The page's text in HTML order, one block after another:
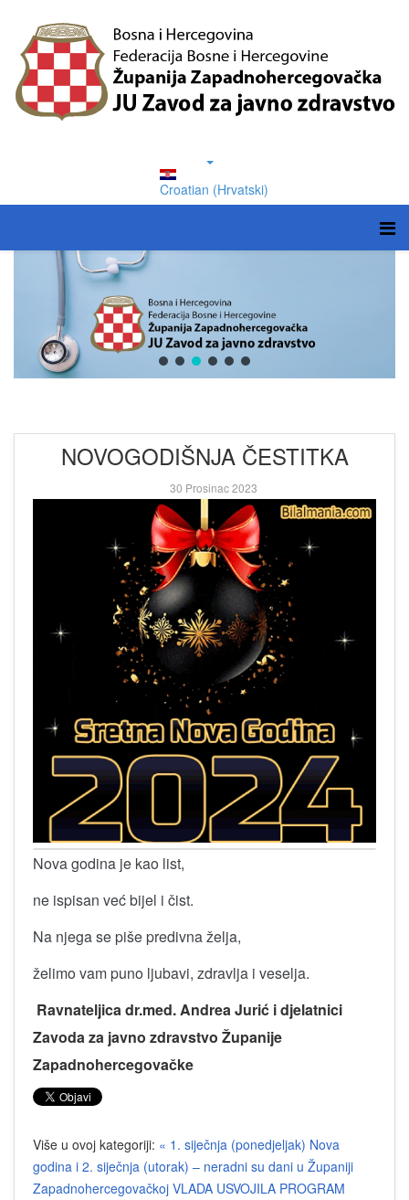
Croatian (Hrvatski)
NOVOGODIŠNJA ČESTITKA
30 Prosinac 2023
Nova godina je kao list,
ne ispisan već bijel i čist.
Na njega se piše predivna želja,
želimo vam puno ljubavi, zdravlja i veselja.
Ravnateljica dr.med. Andrea Jurić i djelatnici
Zavoda za javno zdravstvo Županije
Zapadnohercegovačke
Više u ovoj kategoriji: « 1. siječnja (ponedjeljak) Nova
godina i 2. siječnja (utorak) – neradni su dani u Županiji
Zapadnohercegovačkoj VLADA USVOJILA PROGRAM